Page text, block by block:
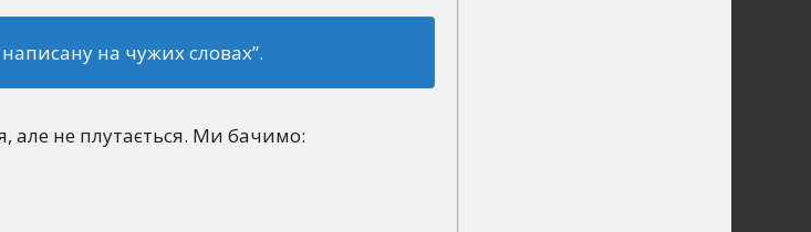
написану на чужих словах”.
але не плутається. Ми бачимо: